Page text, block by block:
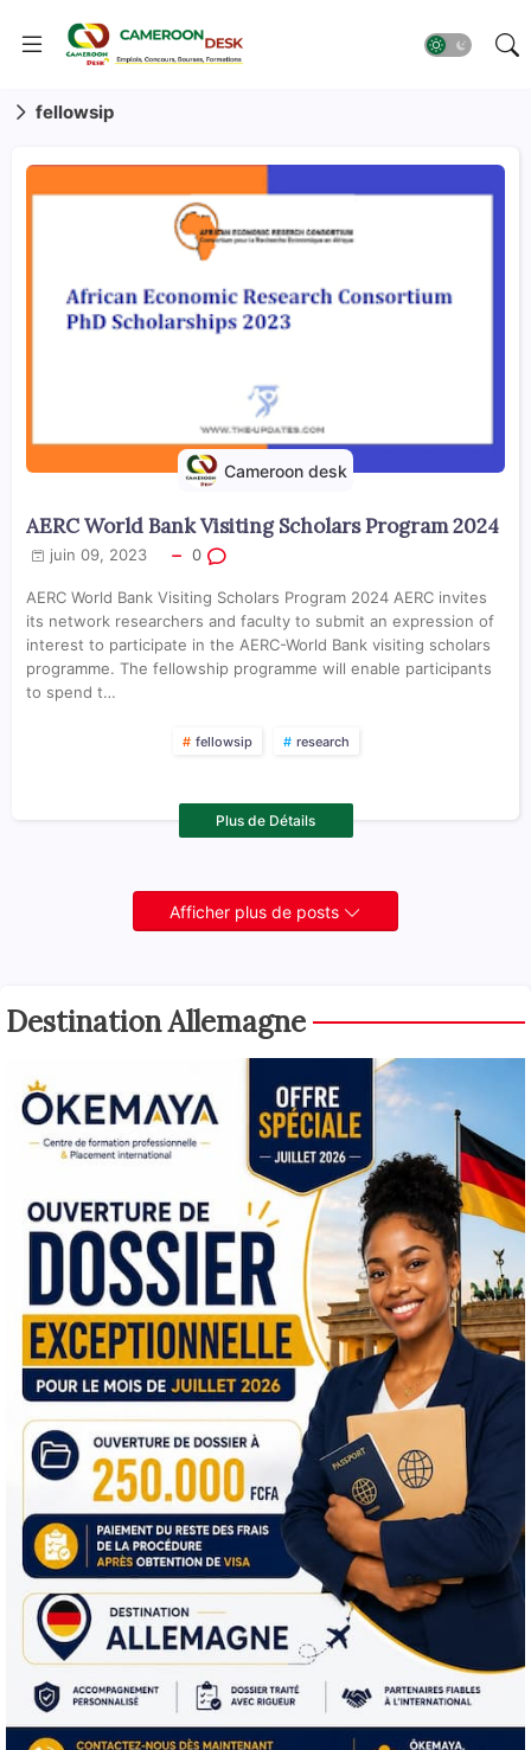
fellowsip
AERC World Bank Visiting Scholars Program 2024
juin 09, 2023 0
AERC World Bank Visiting Scholars Program 2024 AERC invites
its network researchers and faculty to submit an expression of
interest to participate in the AERC-World Bank visiting scholars
programme. The fellowship programme will enable participants
to spend t…
fellowsip research
Cameroon desk
Plus de Détails
Afficher plus de posts
Destination Allemagne